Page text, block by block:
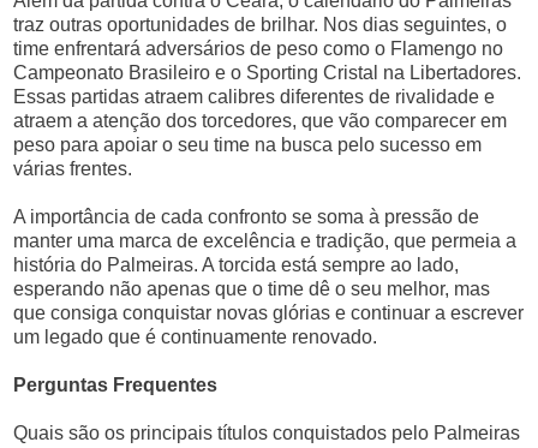
traz outras oportunidades de brilhar. Nos dias seguintes, o
time enfrentará adversários de peso como o Flamengo no
Campeonato Brasileiro e o Sporting Cristal na Libertadores.
Essas partidas atraem calibres diferentes de rivalidade e
atraem a atenção dos torcedores, que vão comparecer em
peso para apoiar o seu time na busca pelo sucesso em
várias frentes.
A importância de cada confronto se soma à pressão de
manter uma marca de excelência e tradição, que permeia a
história do Palmeiras. A torcida está sempre ao lado,
esperando não apenas que o time dê o seu melhor, mas
que consiga conquistar novas glórias e continuar a escrever
um legado que é continuamente renovado.
Perguntas Frequentes
Quais são os principais títulos conquistados pelo Palmeiras